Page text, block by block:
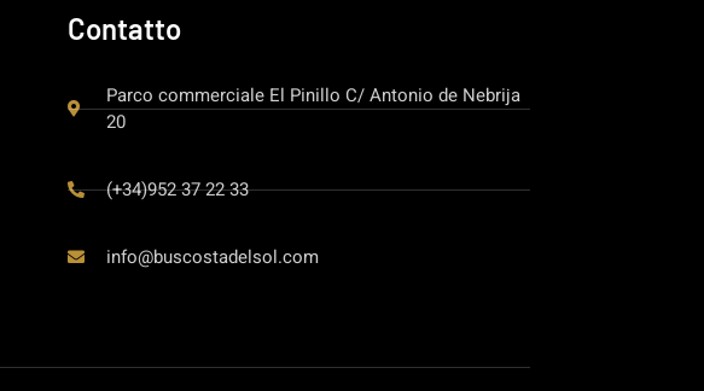
Contatto
Parco commerciale El Pinillo C/ Antonio de Nebrija
20
(+34)952 37 22 33
info@buscostadelsol.com